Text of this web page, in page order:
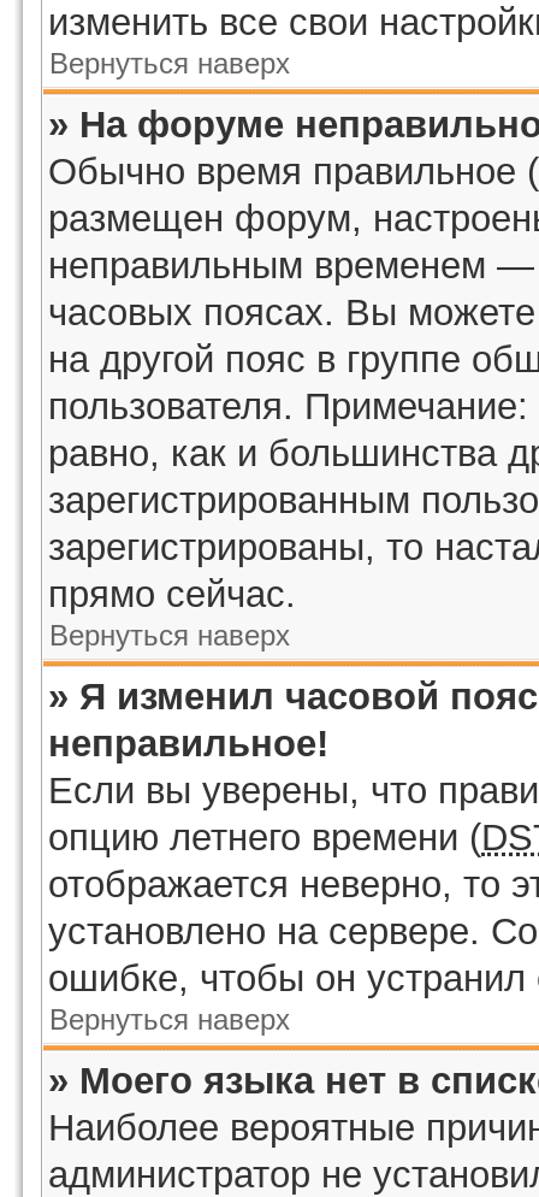
изменить все свои
Вернуться наверх
» На форуме
Обычно время правильное
размещен форум,
неправильным временем —
часовых поясах. Вы
на другой пояс в группе
пользователя.
равно, как и большинства
зарегистрированным
зарегистрированы, то
прямо сейчас.
Вернуться наверх
» Я изменил часовой
неправильное!
Если вы уверены, что
опцию летнего времени (
отображается неверно, то
установлено на сервере.
ошибке, чтобы он устранил
Вернуться наверх
» Моего языка нет в
Наиболее вероятные
администратор не